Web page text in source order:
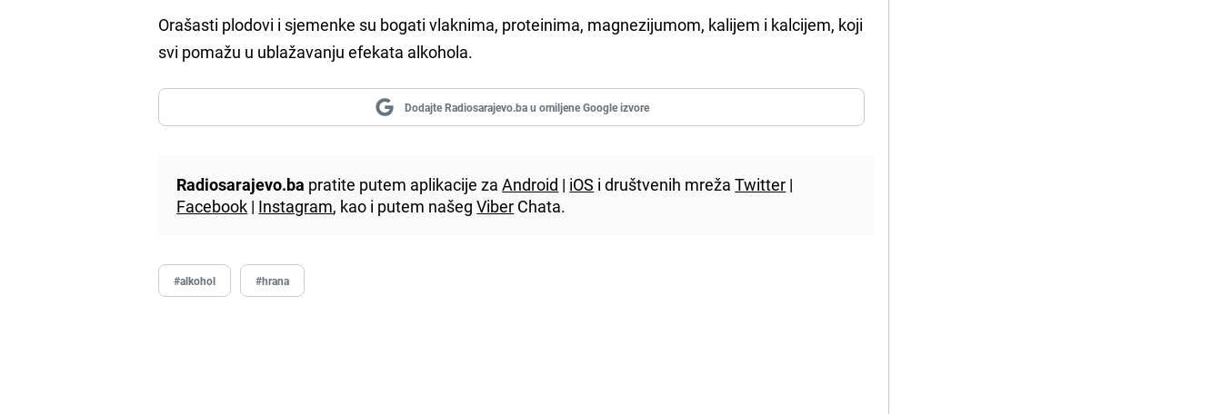
Orašasti plodovi i sjemenke su bogati vlaknima, proteinima, magnezijumom, kalijem i kalcijem, koji
svi pomažu u ublažavanju efekata alkohola.
Dodajte Radiosarajevo.ba u omiljene Google izvore
Radiosarajevo.ba pratite putem aplikacije zaAndroid | iOS i društvenih mrežaTwitter |
Facebook | Instagram, kao i putem našegViber Chata.
#alkohol #hrana